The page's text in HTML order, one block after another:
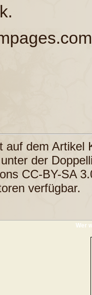
auf dem Artikel
der
CC-BY-SA
verfügbar.
Wer